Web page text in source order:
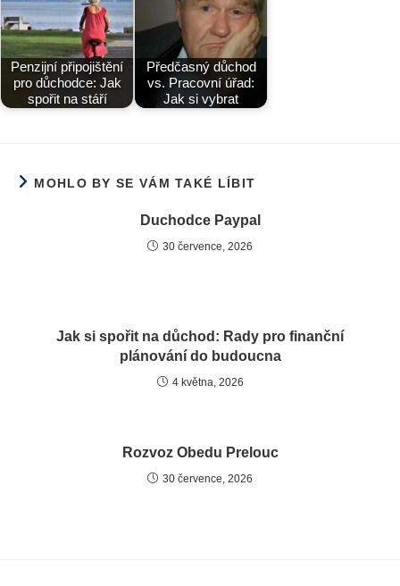
Penzijní připojištění
pro důchodce: Jak
spořit na stáří
Předčasný důchod
vs. Pracovní úřad:
Jak si vybrat
MOHLO BY SE VÁM TAKÉ LÍBIT
Duchodce Paypal
30 července, 2026
Jak si spořit na důchod: Rady pro finanční
plánování do budoucna
4 května, 2026
Rozvoz Obedu Prelouc
30 července, 2026